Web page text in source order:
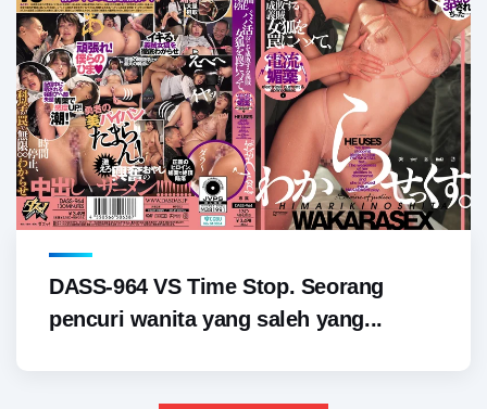
DASS-964 VS Time Stop. Seorang
pencuri wanita yang saleh yang...